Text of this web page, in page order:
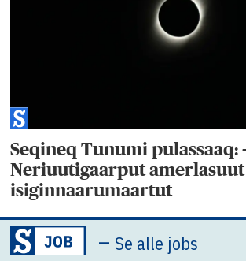
Seqineq Tunumi pulassaaq: -
Neriuutigaarput amerlasuut
isiginnaarumaartut
–Se alle jobs